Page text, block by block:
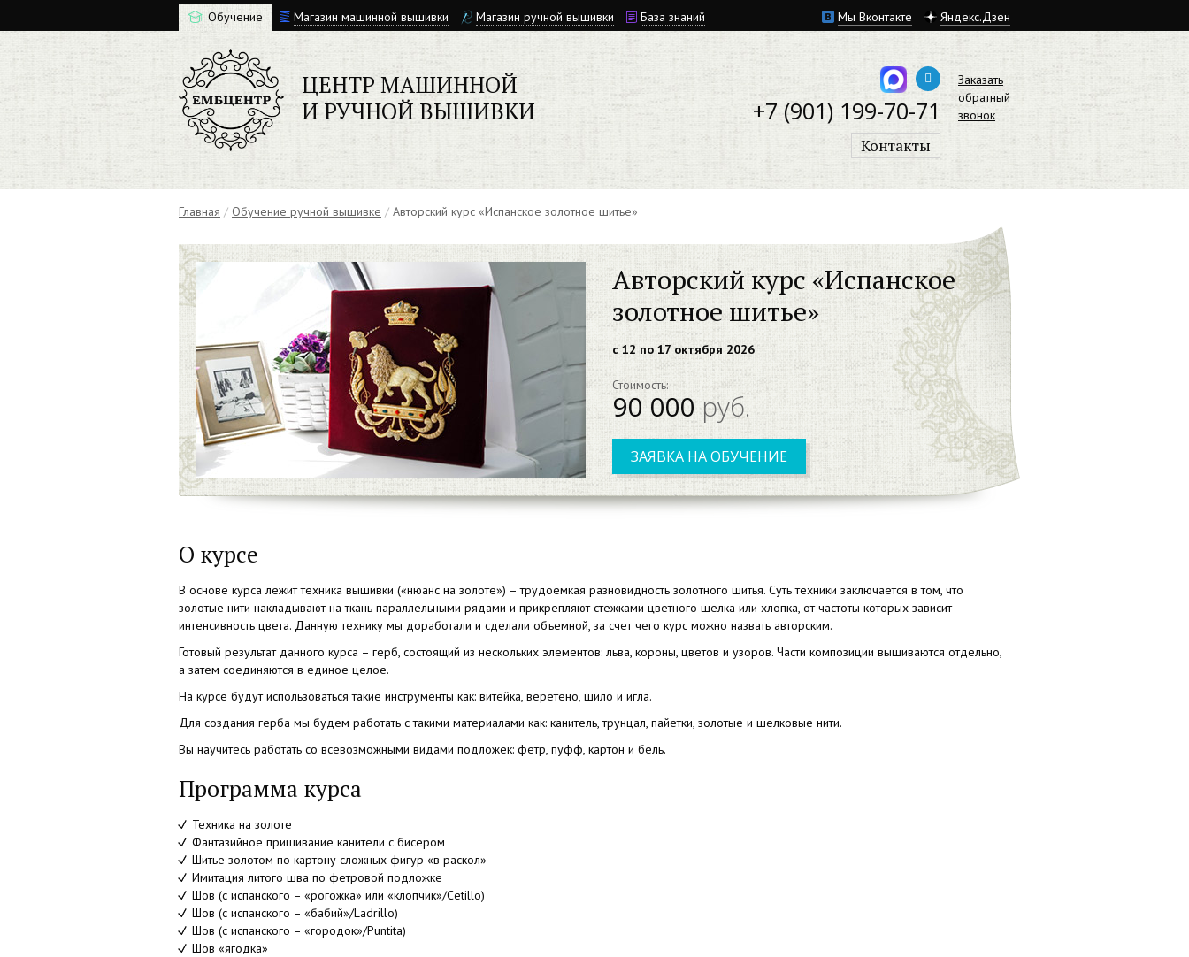
Мы Вконтакте Яндекс.Дзен
Обучение Магазин машинной вышивки Магазин ручной вышивки База знаний
ЦЕНТР МАШИННОЙ
И РУЧНОЙ ВЫШИВКИ
Заказать
обратный
звонок
+7 (901) 199-70-71
Контакты
Главная / Обучение ручной вышивке / Авторский курс «Испанское золотное шитье»
Авторский курс «Испанское
золотное шитье»
с 12 по 17 октября 2026
Стоимость:
90 000руб.
ЗАЯВКА НА ОБУЧЕНИЕ
О курсе
В основе курса лежит техника вышивки («нюанс на золоте») – трудоемкая разновидность золотного шитья. Суть техники заключается в том, что
золотые нити накладывают на ткань параллельными рядами и прикрепляют стежками цветного шелка или хлопка, от частоты которых зависит
интенсивность цвета. Данную технику мы доработали и сделали объемной, за счет чего курс можно назвать авторским.
Готовый результат данного курса – герб, состоящий из нескольких элементов: льва, короны, цветов и узоров. Части композиции вышиваются отдельно,
а затем соединяются в единое целое.
На курсе будут использоваться такие инструменты как: витейка, веретено, шило и игла.
Для создания герба мы будем работать с такими материалами как: канитель, трунцал, пайетки, золотые и шелковые нити.
Вы научитесь работать со всевозможными видами подложек: фетр, пуфф, картон и бель.
Программа курса
Техника на золоте
Фантазийное пришивание канители с бисером
Шитье золотом по картону сложных фигур «в раскол»
Имитация литого шва по фетровой подложке
Шов (с испанского – «рогожка» или «клопчик»/Cetillo)
Шов (с испанского – «бабий»/Ladrillo)
Шов (с испанского – «городок»/Puntita)
Шов «ягодка»